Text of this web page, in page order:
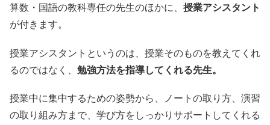
算数・国語の教科専任の先生のほかに、 授業アシスタント
が付きます。
授業アシスタントというのは、授業そのものを教えてくれ
るのではなく、 勉強方法を指導してくれる先生。
授業中に集中するための姿勢から、ノートの取り方、演習
の取り組み方まで、学び方をしっかりサポートしてくれる